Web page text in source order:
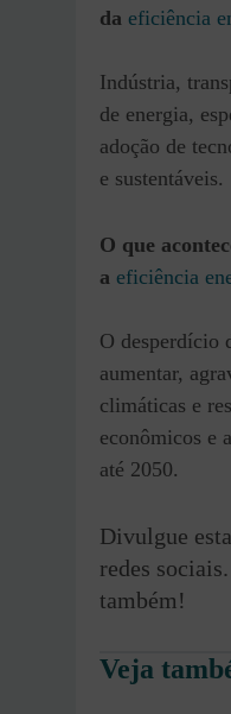
da eficiência
Indústria,
de energia,
adoção de
e sustentáveis.
O que
a eficiência
O desperdício
aumentar,
climáticas e
econômicos e
até 2050.
Divulgue
redes
também!
Veja